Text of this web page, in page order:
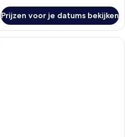
Prijzen voor je datums bekijken
Roomy Bath - Skyline View |